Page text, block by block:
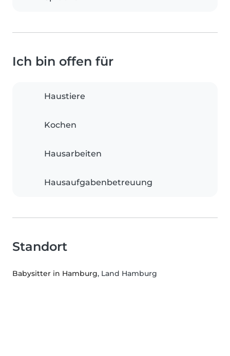
Ich bin offen für
Haustiere
Kochen
Hausarbeiten
Hausaufgabenbetreuung
Standort
Babysitter in Hamburg, Land Hamburg